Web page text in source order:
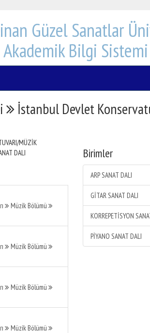
Güzel Sanatlar
Akademik Bilgi Sistemi
İstanbul Devlet
MÜZİK
DALI
Müzik Bölümü
Müzik Bölümü
Müzik Bölümü
Müzik Bölümü
Birimler
ARP SANAT DALI
GİTAR SANAT DALI
KORREPETİSYON
PİYANO SANAT DALI